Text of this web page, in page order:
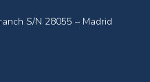
S/N 28055 – Madrid